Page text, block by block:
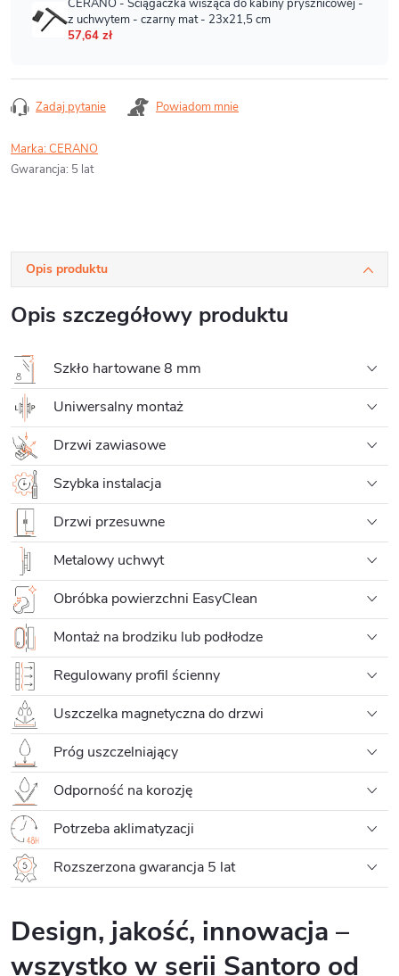
Zadaj pytanie Powiadom mnie
Marka:CERANO
Gwarancja: 5 lat
Opis produktu
Opis szczegółowy produktu
Szkło hartowane 8 mm
Uniwersalny montaż
Drzwi zawiasowe
Szybka instalacja
Drzwi przesuwne
Metalowy uchwyt
Obróbka powierzchni EasyClean
Montaż na brodziku lub podłodze
Regulowany profil ścienny
Uszczelka magnetyczna do drzwi
Próg uszczelniający
Odporność na korozję
Potrzeba aklimatyzacji
Rozszerzona gwarancja 5 lat
Design, jakość, innowacja –
wszystko w serii Santoro od